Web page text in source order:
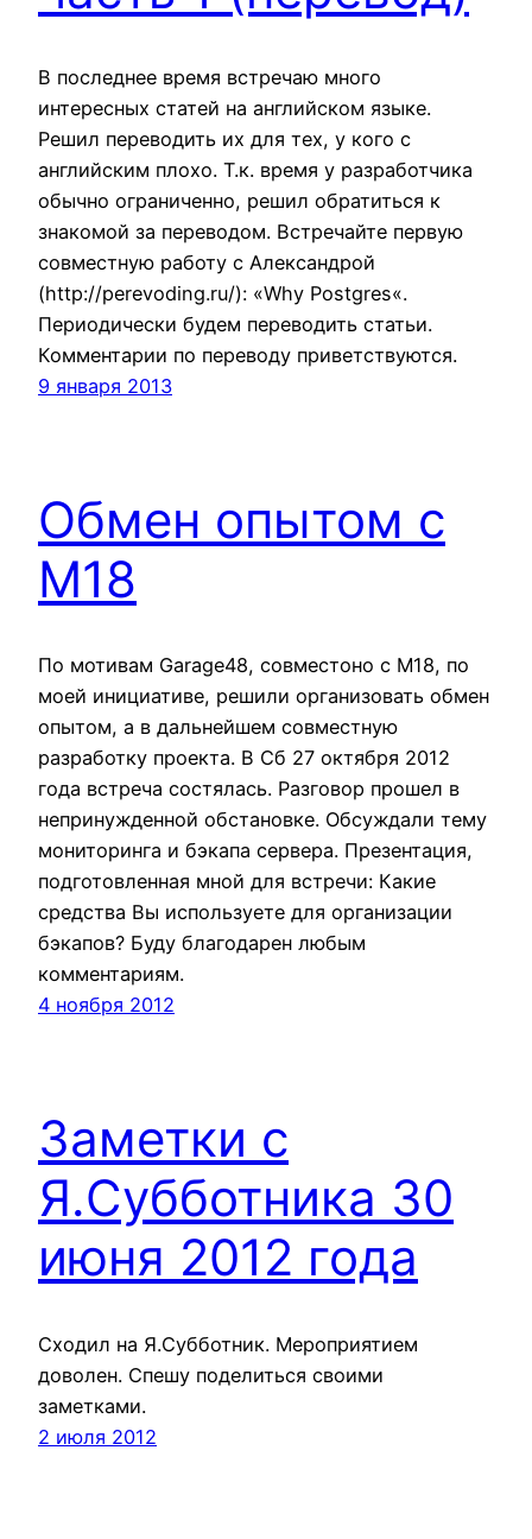
В последнее время встречаю много
интересных статей на английском языке.
Решил переводить их для тех, у кого с
английским плохо. Т.к. время у разработчика
обычно ограниченно, решил обратиться к
знакомой за переводом. Встречайте первую
совместную работу с Александрой
(http://perevoding.ru/): «Why Postgres«.
Периодически будем переводить статьи.
Комментарии по переводу приветствуются.
9 января 2013
Обмен опытом c
M18
По мотивам Garage48, совместоно с M18, по
моей инициативе, решили организовать обмен
опытом, а в дальнейшем совместную
разработку проекта. В Сб 27 октября 2012
года встреча состялась. Разговор прошел в
непринужденной обстановке. Обсуждали тему
мониторинга и бэкапа сервера. Презентация,
подготовленная мной для встречи: Какие
средства Вы используете для организации
бэкапов? Буду благодарен любым
комментариям.
4 ноября 2012
Заметки с
Я.Субботника 30
июня 2012 года
Сходил на Я.Субботник. Мероприятием
доволен. Спешу поделиться своими
заметками.
2 июля 2012